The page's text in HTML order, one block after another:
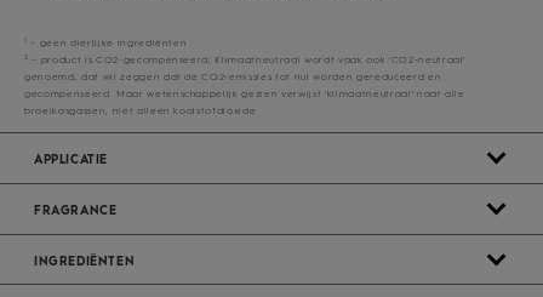
1 – geen dierlijke ingrediënten
2 – product is CO2-gecompenseerd; Klimaatneutraal wordt vaak ook 'CO2-neutraal'
genoemd, dat wil zeggen dat de CO2-emissies tot nul worden gereduceerd en
gecompenseerd. Maar wetenschappelijk gezien verwijst 'klimaatneutraal' naar alle
broeikasgassen, niet alleen koolstofdioxide
APPLICATIE
FRAGRANCE
INGREDIËNTEN